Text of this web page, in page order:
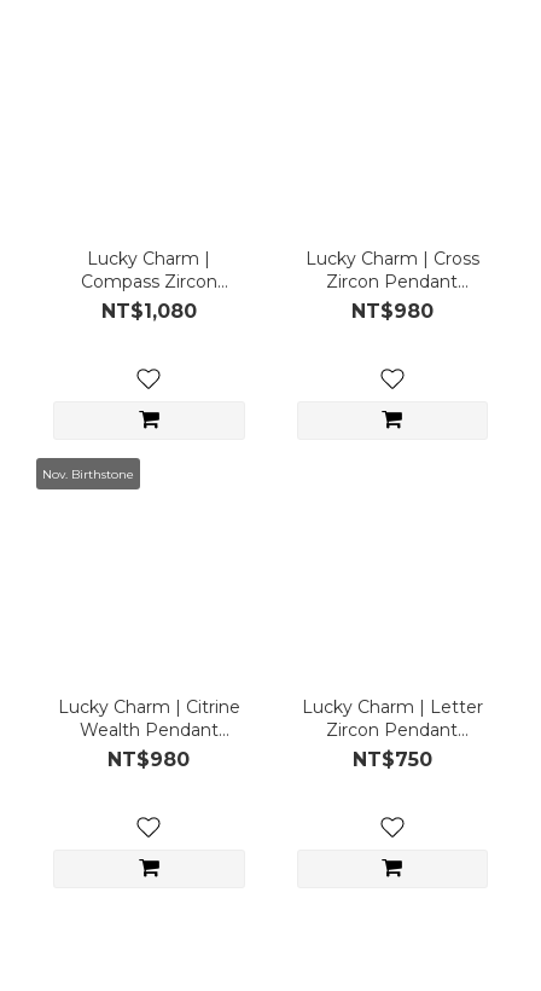
Lucky Charm |
Compass Zircon
Pendant (Pendant
only)
NT$1,080
Lucky Charm | Cross
Zircon Pendant
(Pendant only)
NT$980
Nov. Birthstone
Lucky Charm | Citrine
Wealth Pendant
(Pendant only)
NT$980
Lucky Charm | Letter
Zircon Pendant
(Pendant only)
NT$750